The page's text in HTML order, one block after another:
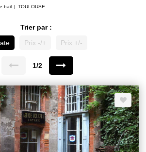
bail TOULOUSE
Trier par :
Prix -/+ Prix +/-
1/2